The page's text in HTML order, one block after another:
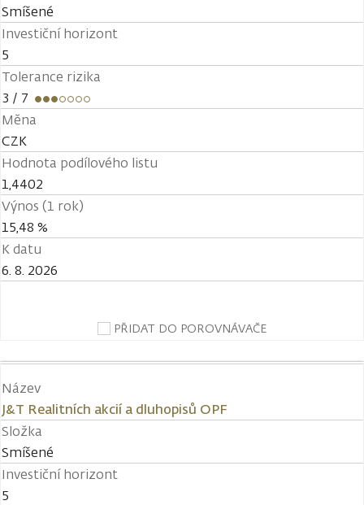
Smíšené
Investiční horizont
5
Tolerance rizika
3 / 7
Měna
CZK
Hodnota podílového listu
1,4402
Výnos (1 rok)
15,48 %
K datu
6. 8. 2026
PŘIDAT DO POROVNÁVAČE
Název
J&T Realitních akcií a dluhopisů OPF
Složka
Smíšené
Investiční horizont
5